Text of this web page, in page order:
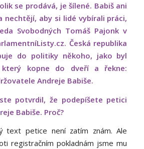
se prodává, je šílené. Babiš ani
nechtějí, aby si lidé vybírali práci,
Svobodných Tomáš Pajonk v
Česká republika
do politiky někoho, jako byl
který kopne do dveří a řekne:
Andreje Babiše.
potvrdil, že podepíšete petici
Babiše. Proč?
text petice není zatím znám. Ale
registračním pokladnám jsme mu